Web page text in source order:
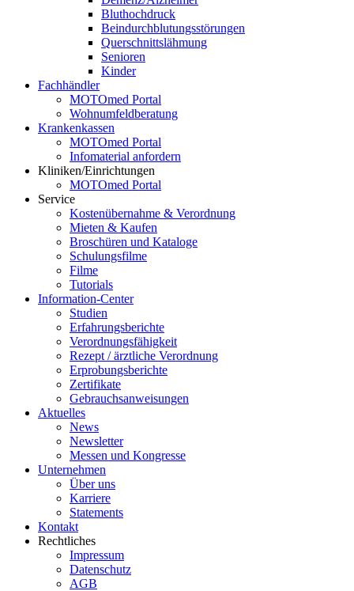
Bluthochdruck
Beindurchblutungsstörungen
Querschnittslähmung
Senioren
Kinder
Fachhändler
MOTOmed Portal
Wohnumfeldberatung
Krankenkassen
MOTOmed Portal
Infomaterial anfordern
Kliniken/Einrichtungen
MOTOmed Portal
Service
Kostenübernahme & Verordnung
Mieten & Kaufen
Broschüren und Kataloge
Schulungsfilme
Filme
Tutorials
Information-Center
Studien
Erfahrungsberichte
Verordnungsfähigkeit
Rezept / ärztliche Verordnung
Erprobungsberichte
Zertifikate
Gebrauchsanweisungen
Aktuelles
News
Newsletter
Messen und Kongresse
Unternehmen
Über uns
Karriere
Statements
Kontakt
Rechtliches
Impressum
Datenschutz
AGB